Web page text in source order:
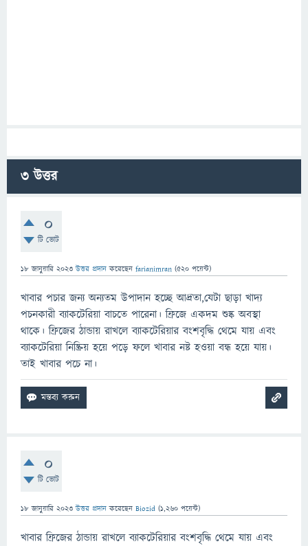
3উত্তর
0
টি ভোট
18 জানুয়ারি 2023 উত্তর প্রদান করেছেন farianimran (520 পয়েন্ট)
খাবার পচার জন্য অন্যতম উপাদান হচ্ছে আদ্রতা,যেটা ছাড়া খাদ্য
পচনকারী ব্যাকটেরিয়া বাচতে পারেনা। ফ্রিজে একদম শুষ্ক অবস্থা
থাকে। ফ্রিজের ঠান্ডায় রাখলে ব্যাকটেরিয়ার বংশবৃদ্ধি থেমে যায় এবং
ব্যাকটেরিয়া নিষ্ক্রিয় হয়ে পড়ে ফলে খাবার নষ্ট হওয়া বন্ধ হয়ে যায়।
তাই খাবার পচে না।
0
টি ভোট
18 জানুয়ারি 2023 উত্তর প্রদান করেছেন Biozid (1,260 পয়েন্ট)
খাবার ফ্রিজের ঠান্ডায় রাখলে ব্যাকটেরিয়ার বংশবৃদ্ধি থেমে যায় এবং